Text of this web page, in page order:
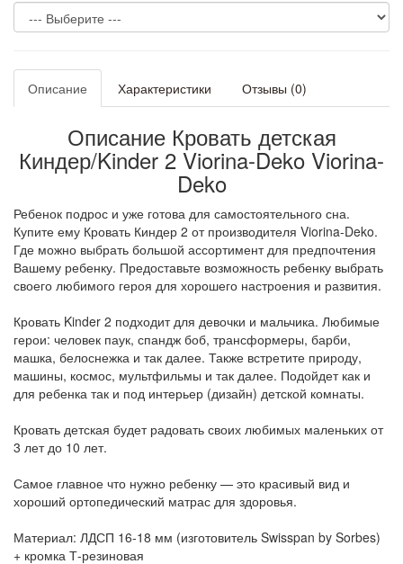
Описание Характеристики Отзывы (0)
Описание Кровать детская
Киндер/Kinder 2 Viorina-Deko Viorina-
Deko
Ребенок подрос и уже готова для самостоятельного сна.
Купите ему Кровать Киндер 2 от производителя Viorina-Deko.
Где можно выбрать большой ассортимент для предпочтения
Вашему ребенку. Предоставьте возможность ребенку выбрать
своего любимого героя для хорошего настроения и развития.
Кровать Kinder 2 подходит для девочки и мальчика. Любимые
герои: человек паук, спандж боб, трансформеры, барби,
машка, белоснежка и так далее. Также встретите природу,
машины, космос, мультфильмы и так далее. Подойдет как и
для ребенка так и под интерьер (дизайн) детской комнаты.
Кровать детская будет радовать своих любимых маленьких от
3 лет до 10 лет.
Самое главное что нужно ребенку — это красивый вид и
хороший ортопедический матрас для здоровья.
Материал: ЛДСП 16-18 мм (изготовитель Swisspan by Sorbes)
+ кромка Т-резиновая